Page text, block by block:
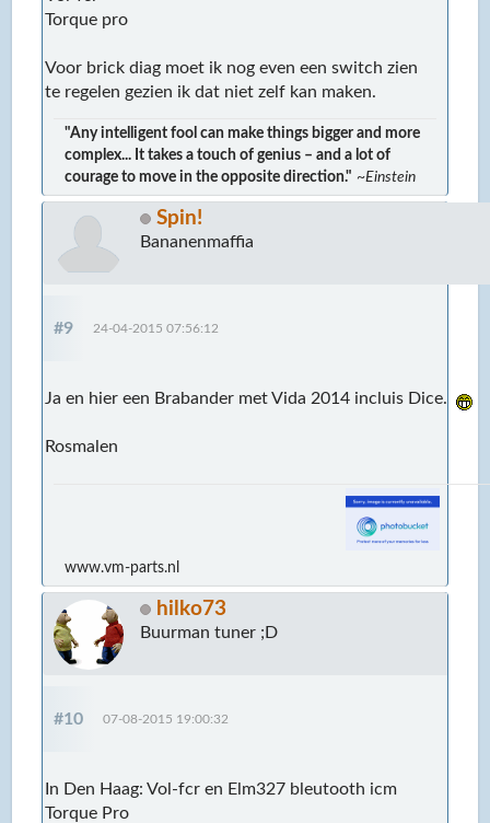
Torque pro
Voor brick diag moet ik nog even een switch zien
te regelen gezien ik dat niet zelf kan maken.
"Any intelligent fool can make things bigger and more
complex... It takes a touch of genius – and a lot of
courage to move in the opposite direction." ~Einstein
Spin!
Bananenmaffia
#9 24-04-2015 07:56:12
Ja en hier een Brabander met Vida 2014 incluis Dice.
Rosmalen
www.vm-parts.nl
hilko73
Buurman tuner ;D
#10 07-08-2015 19:00:32
In Den Haag: Vol-fcr en Elm327 bleutooth icm
Torque Pro